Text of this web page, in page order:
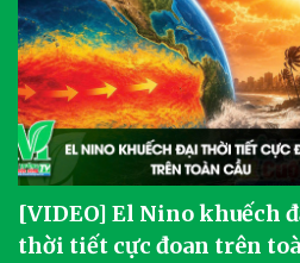
[VIDEO] El Nino khuếch
thời tiết cực đoan trên